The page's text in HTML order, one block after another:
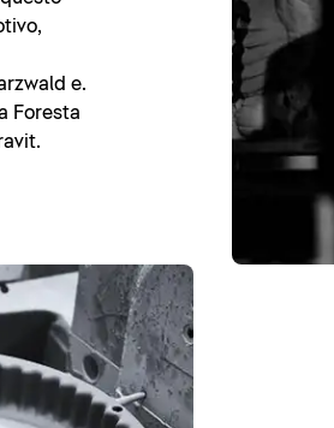
e.
Foresta